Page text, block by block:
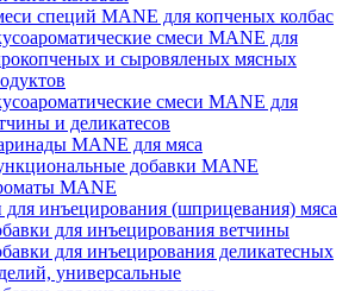
специй MANE для копченых колбас
смеси MANE для
и сыровяленых мясных
смеси MANE для
и деликатесов
MANE для мяса
добавки MANE
MANE
для инъецирования (шприцевания) мяса
для инъецирования ветчины
для инъецирования деликатесных
универсальные